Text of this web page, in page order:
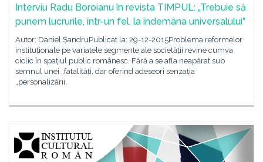
Interviu Radu Boroianu în revista TIMPUL: „Trebuie să
punem lucrurile, într-un fel, la îndemâna universalului”
Autor: Daniel ȘandruPublicat la: 29-12-2015Problema reformelor
instituționale pe variatele segmente ale societății revine cumva
ciclic în spațiul public românesc. Fără a se afla neapărat sub
semnul unei „fatalități, dar oferind adeseori senzația
„personalizării,